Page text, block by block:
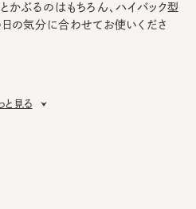
かぶるのはもちろん、ハイバック型
の気分に合わせてお使いくださ
ンでかぶれます。
消臭・抗菌用のスプレーや、帽子
と見る